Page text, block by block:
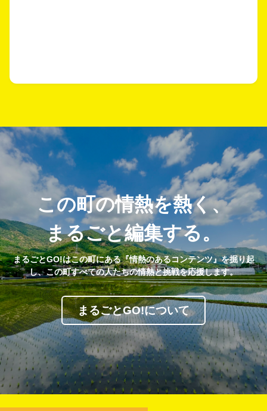
この町の情熱を熱く、
まるごと編集する。
まるごとGO!はこの町にある『情熱のあるコンテンツ』を掘り起
し、この町すべての人たちの情熱と挑戦を応援します。
まるごとGO!について